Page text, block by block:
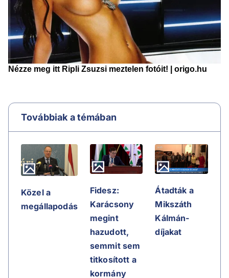
Továbbiak a témában
Közel a
megállapodás
Fidesz:
Karácsony
megint
hazudott,
semmit sem
titkosított a
kormány
Átadták a
Mikszáth
Kálmán-
díjakat